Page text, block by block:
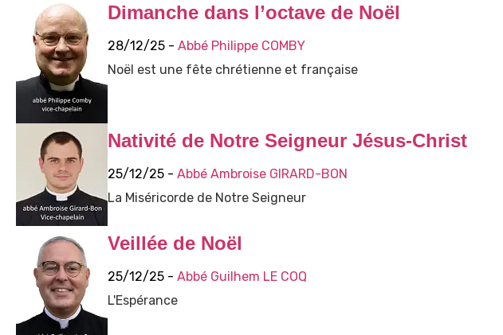
Dimanche dans l’octave de Noël
28/12/25 - Abbé Philippe COMBY
Noël est une fête chrétienne et française
Nativité de Notre Seigneur Jésus-Christ
25/12/25 - Abbé Ambroise GIRARD-BON
La Miséricorde de Notre Seigneur
Veillée de Noël
25/12/25 - Abbé Guilhem LE COQ
L'Espérance